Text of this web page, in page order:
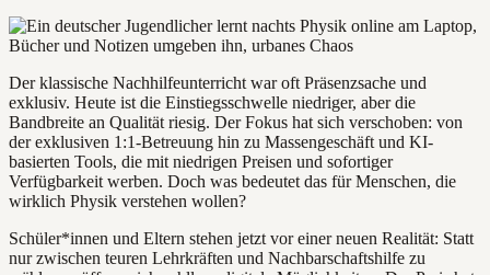
Der klassische Nachhilfeunterricht war oft Präsenzsache und
exklusiv. Heute ist die Einstiegsschwelle niedriger, aber die
Bandbreite an Qualität riesig. Der Fokus hat sich verschoben: von
der exklusiven 1:1-Betreuung hin zu Massengeschäft und KI-
basierten Tools, die mit niedrigen Preisen und sofortiger
Verfügbarkeit werben. Doch was bedeutet das für Menschen, die
wirklich Physik verstehen wollen?
Schüler*innen und Eltern stehen jetzt vor einer neuen Realität: Statt
nur zwischen teuren Lehrkräften und Nachbarschaftshilfe zu